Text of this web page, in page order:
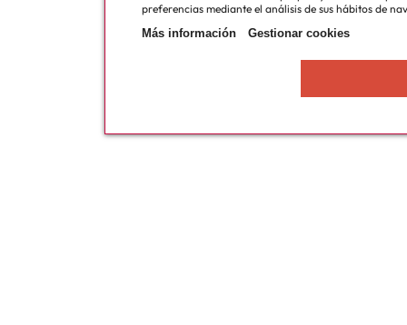
preferencias mediante el análisis de sus hábitos de
Más información
Gestionar cookies